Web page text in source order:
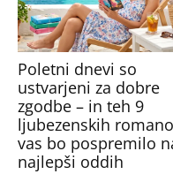
Poletni dnevi so
ustvarjeni za dobre
zgodbe – in teh 9
ljubezenskih
vas bo pospremilo
najlepši oddih